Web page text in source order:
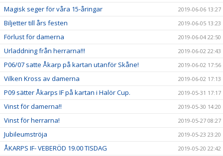
Magisk seger för våra 15-åringar 2019-06-06 13:27
Biljetter till års festen 2019-06-05 13:23
Förlust för damerna 2019-06-04 22:50
Urladdning från herrarna!!! 2019-06-02 22:43
P06/07 satte Åkarp på kartan utanför Skåne! 2019-06-02 17:56
Vilken Kross av damerna 2019-06-02 17:13
P09 sätter Åkarps IF på kartan i Halör Cup. 2019-05-31 17:17
Vinst för damerna!! 2019-05-30 14:20
Vinst för herrarna! 2019-05-27 08:27
Jubileumströja 2019-05-23 23:20
ÅKARPS IF- VEBERÖD 19.00 TISDAG 2019-05-20 22:42